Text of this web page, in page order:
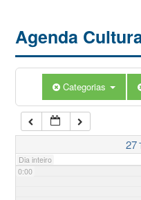
Agenda
Categorias
27
Dia inteiro
0:00